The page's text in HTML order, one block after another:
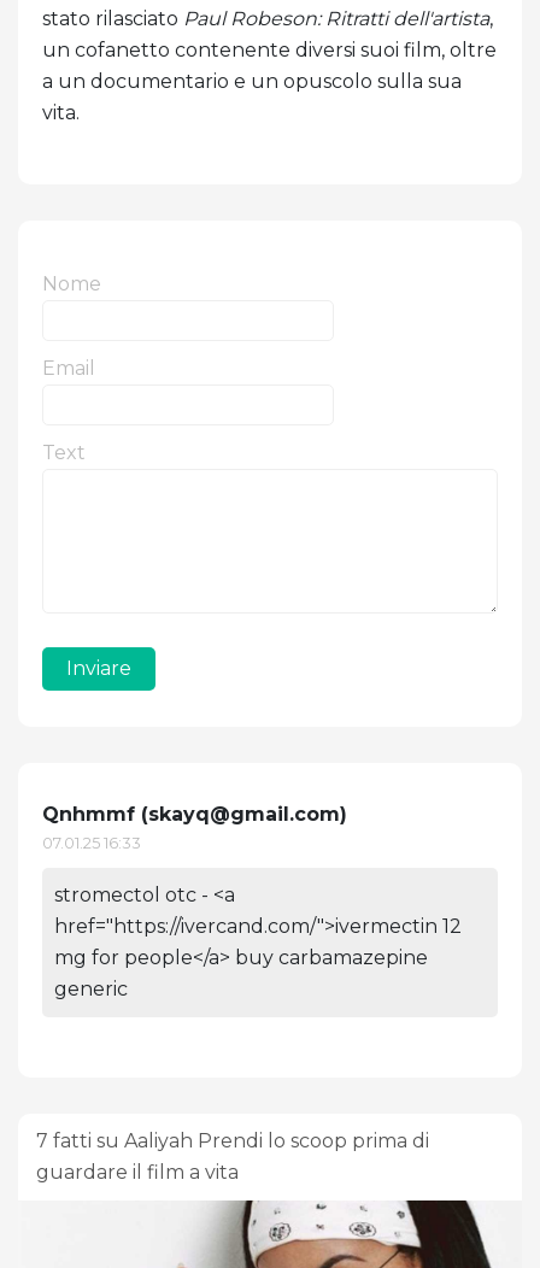
stato rilasciato Paul Robeson: Ritratti dell'artista,
un cofanetto contenente diversi suoi film, oltre
a un documentario e un opuscolo sulla sua
vita.
Nome
Email
Text
Inviare
Qnhmmf (skayq@gmail.com)
07.01.25 16:33
stromectol otc - <a
href="https://ivercand.com/">ivermectin 12
mg for people</a> buy carbamazepine
generic
7 fatti su Aaliyah Prendi lo scoop prima di
guardare il film a vita